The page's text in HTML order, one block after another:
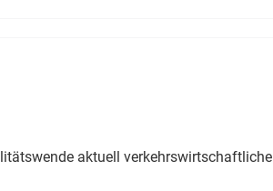
aktuell verkehrswirtschaftliche